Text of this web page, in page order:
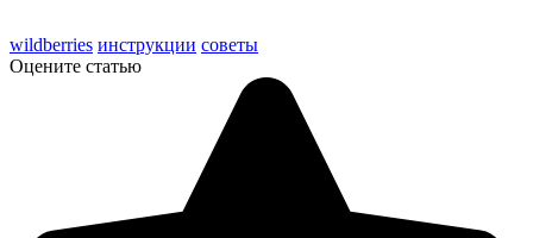
wildberries инструкции советы
Оцените статью